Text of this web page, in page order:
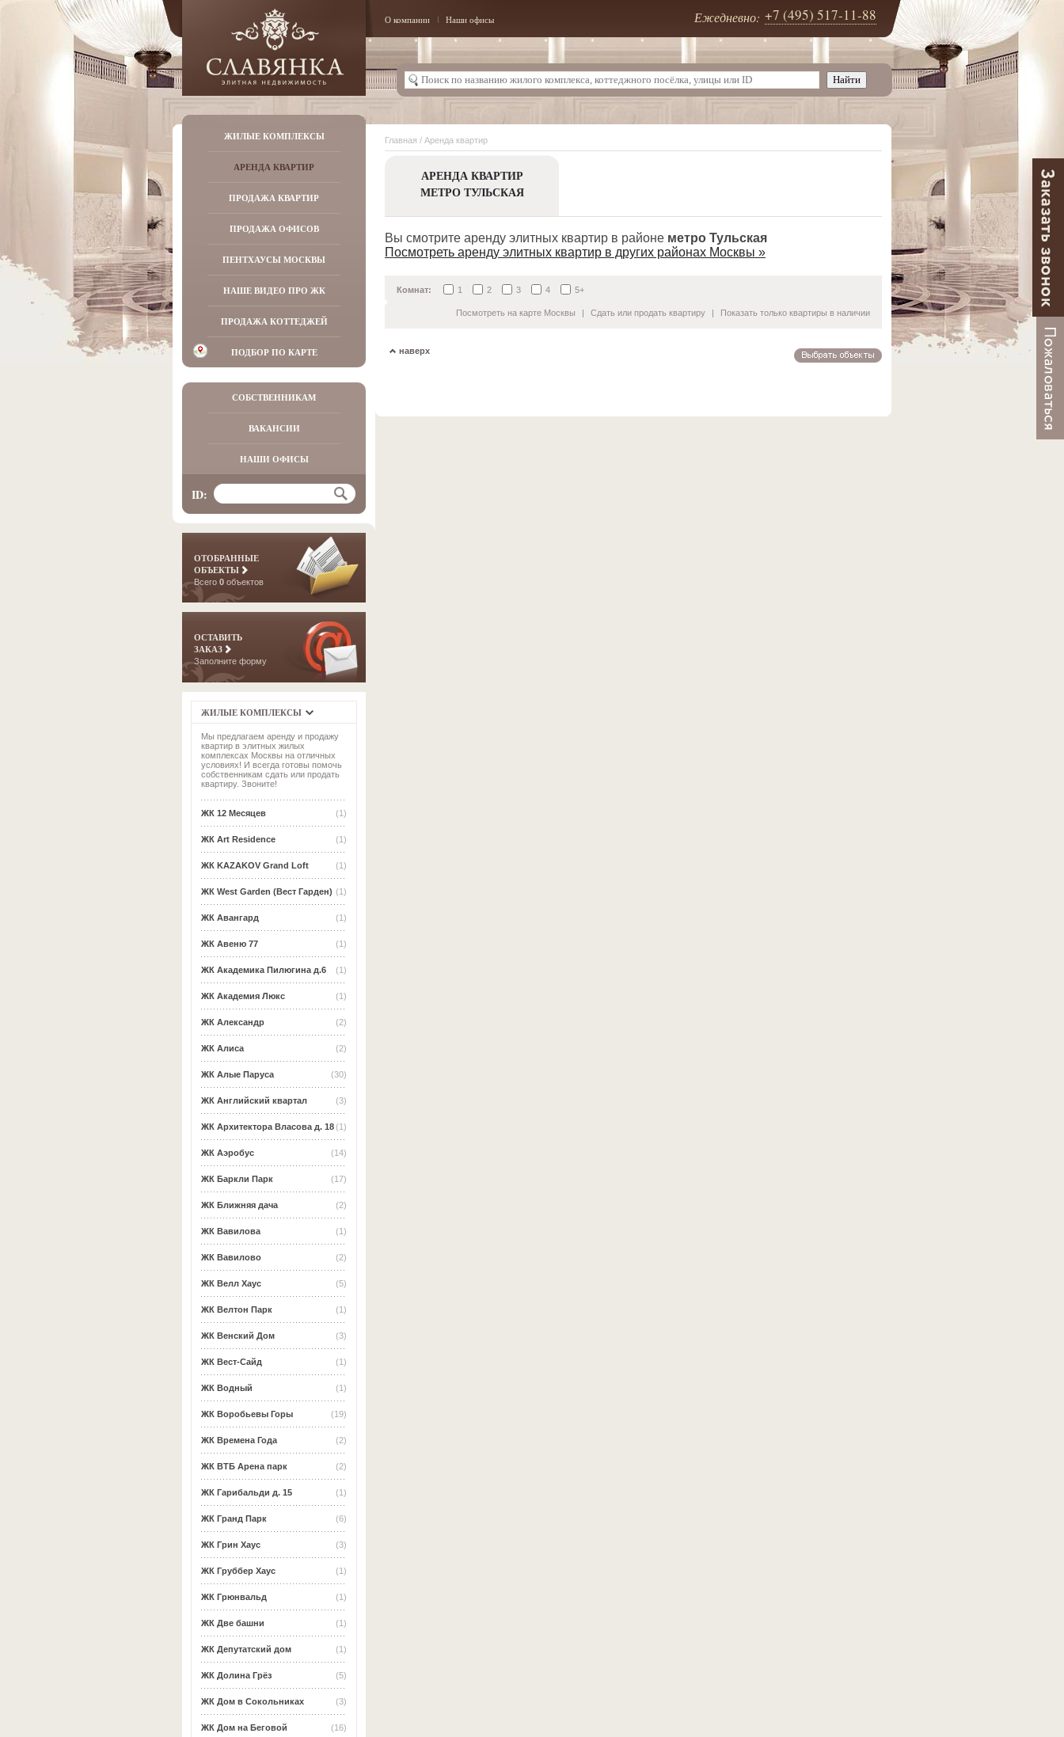
О компании Наши офисы Ежедневно: +7 (495) 517-11-88
ЖИЛЫЕ КОМПЛЕКСЫ
АРЕНДА КВАРТИР
ПРОДАЖА КВАРТИР
ПРОДАЖА ОФИСОВ
ПЕНТХАУСЫ МОСКВЫ
НАШЕ ВИДЕО ПРО ЖК
ПРОДАЖА КОТТЕДЖЕЙ
ПОДБОР ПО КАРТЕ
СОБСТВЕННИКАМ
ВАКАНСИИ
НАШИ ОФИСЫ
ID:
ОТОБРАННЫЕ
ОБЪЕКТЫ
Всего 0 объектов
ОСТАВИТЬ
ЗАКАЗ
Заполните форму
ЖИЛЫЕ КОМПЛЕКСЫ
Мы предлагаем аренду и продажу
квартир в элитных жилых
комплексах Москвы на отличных
условиях! И всегда готовы помочь
собственникам сдать или продать
квартиру. Звоните!
(1)
ЖК 12 Месяцев
(1)
ЖК Art Residence
(1)
ЖК KAZAKOV Grand Loft
(1)
ЖК West Garden (Вест Гарден)
(1)
ЖК Авангард
(1)
ЖК Авеню 77
(1)
ЖК Академика Пилюгина д.6
(1)
ЖК Академия Люкс
(2)
ЖК Александр
(2)
ЖК Алиса
(30)
ЖК Алые Паруса
(3)
ЖК Английский квартал
(1)
ЖК Архитектора Власова д. 18
(14)
ЖК Аэробус
(17)
ЖК Баркли Парк
(2)
ЖК Ближняя дача
(1)
ЖК Вавилова
(2)
ЖК Вавилово
(5)
ЖК Велл Хаус
(1)
ЖК Велтон Парк
(3)
ЖК Венский Дом
(1)
ЖК Вест-Сайд
(1)
ЖК Водный
(19)
ЖК Воробьевы Горы
(2)
ЖК Времена Года
(2)
ЖК ВТБ Арена парк
(1)
ЖК Гарибальди д. 15
(6)
ЖК Гранд Парк
(3)
ЖК Грин Хаус
(1)
ЖК Груббер Хаус
(1)
ЖК Грюнвальд
(1)
ЖК Две башни
(1)
ЖК Депутатский дом
(5)
ЖК Долина Грёз
(3)
ЖК Дом в Сокольниках
(16)
ЖК Дом на Беговой
Главная / Аренда квартир
АРЕНДА КВАРТИР
МЕТРО ТУЛЬСКАЯ
Вы смотрите аренду элитных квартир в районе метро Тульская
Посмотреть аренду элитных квартир в других районах Москвы »
Комнат: 1 2 3 4 5+
Посмотреть на карте Москвы | Сдать или продать квартиру | Показать только квартиры в наличии
наверх